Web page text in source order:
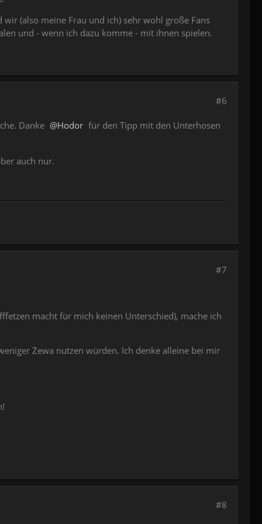
(also meine Frau und ich) sehr wohl große Fans
und - wenn ich dazu komme - mit ihnen spielen.
#6
Danke Hodor für den Tipp mit den Unterhosen
auch nur.
#7
macht für mich keinen Unterschied), mache ich
Zewa nutzen würden. Ich denke alleine bei mir
#8